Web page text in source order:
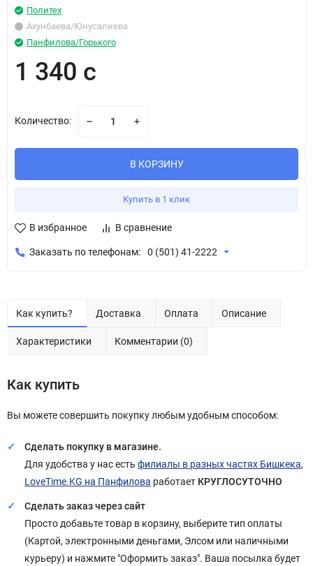
Политех
Ахунбаева/Юнусалиева
Панфилова/Горького
1 340 с
Количество:
В КОРЗИНУ
Купить в 1 клик
В избранное В сравнение
Заказать по телефонам: 0 (501) 41-2222
Как купить? Доставка Оплата Описание
Характеристики Комментарии (0)
Как купить
Вы можете совершить покупку любым удобным способом:
Сделать покупку в магазине.
Для удобства у нас есть филиалы в разных частях Бишкека,
LoveTime.KG на Панфилова работает КРУГЛОСУТОЧНО
Сделать заказ через сайт
Просто добавьте товар в корзину, выберите тип оплаты
(Картой, электронными деньгами, Элсом или наличными
курьеру) и нажмите "Оформить заказ". Ваша посылка будет